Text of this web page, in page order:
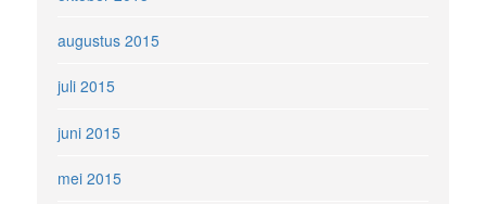
augustus 2015
juli 2015
juni 2015
mei 2015